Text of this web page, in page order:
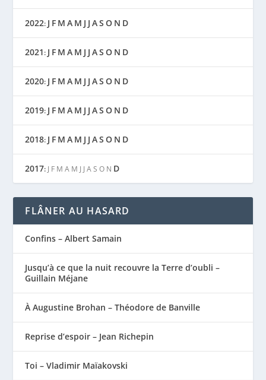
2022: J F M A M J J AS O N D
2021: J F M A M J J AS O N D
2020: J F M A M J J AS O N D
2019: J F M A M J J AS O N D
2018: J F M A M J J AS O N D
2017: J F M A M J J A S O N D
FLÂNER AU HASARD
Confins – Albert Samain
Jusqu’à ce que la nuit recouvre la Terre d’oubli –
Guillain Méjane
À Augustine Brohan – Théodore de Banville
Reprise d’espoir – Jean Richepin
Toi – Vladimir Maïakovski